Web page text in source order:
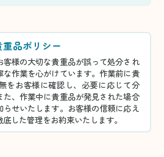
重品ポリシー
様の大切な貴重品が誤って処分され
作業を心がけています。作業前に貴
をお客様に確認し、必要に応じて分
、作業中に貴重品が発見された場合
せいたします。お客様の信頼に応え
した管理をお約束いたします。